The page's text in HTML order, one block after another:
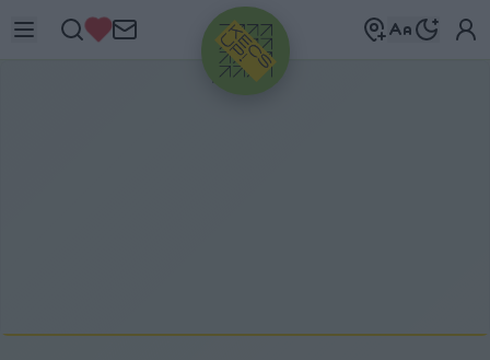
HIRDETÉS